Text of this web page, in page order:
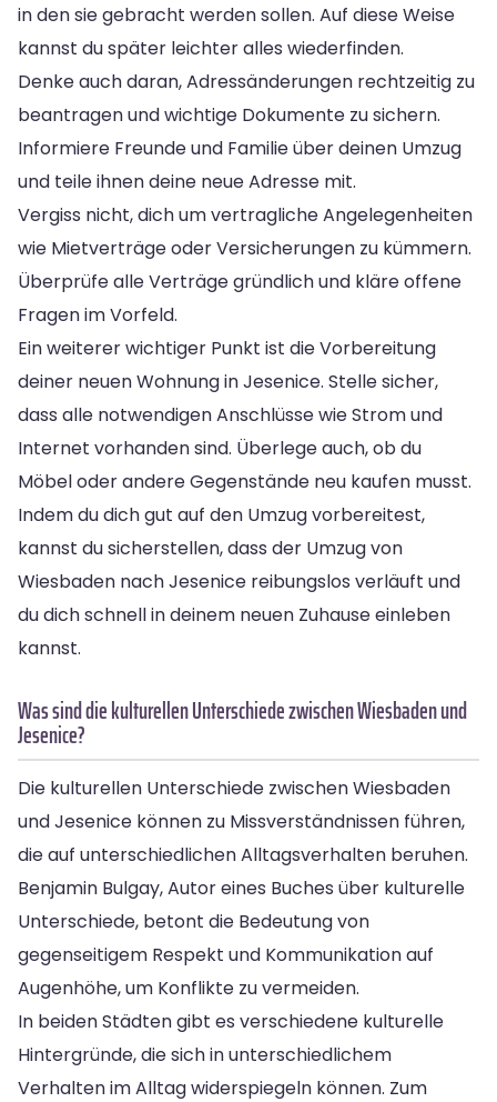
in den sie gebracht werden sollen. Auf diese Weise
kannst du später leichter alles wiederfinden.
Denke auch daran, Adressänderungen rechtzeitig zu
beantragen und wichtige Dokumente zu sichern.
Informiere Freunde und Familie über deinen Umzug
und teile ihnen deine neue Adresse mit.
Vergiss nicht, dich um vertragliche Angelegenheiten
wie Mietverträge oder Versicherungen zu kümmern.
Überprüfe alle Verträge gründlich und kläre offene
Fragen im Vorfeld.
Ein weiterer wichtiger Punkt ist die Vorbereitung
deiner neuen Wohnung in Jesenice. Stelle sicher,
dass alle notwendigen Anschlüsse wie Strom und
Internet vorhanden sind. Überlege auch, ob du
Möbel oder andere Gegenstände neu kaufen musst.
Indem du dich gut auf den Umzug vorbereitest,
kannst du sicherstellen, dass der Umzug von
Wiesbaden nach Jesenice reibungslos verläuft und
du dich schnell in deinem neuen Zuhause einleben
kannst.
Was sind die kulturellen Unterschiede zwischen Wiesbaden und
Jesenice?
Die kulturellen Unterschiede zwischen Wiesbaden
und Jesenice können zu Missverständnissen führen,
die auf unterschiedlichen Alltagsverhalten beruhen.
Benjamin Bulgay, Autor eines Buches über kulturelle
Unterschiede, betont die Bedeutung von
gegenseitigem Respekt und Kommunikation auf
Augenhöhe, um Konflikte zu vermeiden.
In beiden Städten gibt es verschiedene kulturelle
Hintergründe, die sich in unterschiedlichem
Verhalten im Alltag widerspiegeln können. Zum